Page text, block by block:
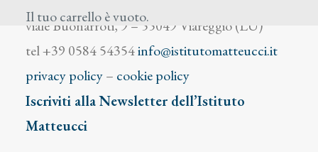
Il tuo carrello è vuoto.
viale Buonarroti, 9 – 55049 Viareggio (LU)
tel +39 0584 54354info@istitutomatteucci.it
privacy policy– cookie policy
Iscriviti alla Newsletter dell’Istituto
Matteucci